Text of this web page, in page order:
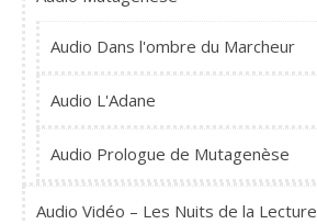
Audio Dans l'ombre du Marcheur
Audio L'Adane
Audio Prologue de Mutagenèse
Audio Vidéo – Les Nuits de la Lecture